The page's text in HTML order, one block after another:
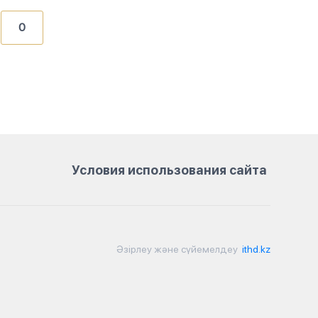
0
Условия использования сайта
Әзірлеу және сүйемелдеу ithd.kz